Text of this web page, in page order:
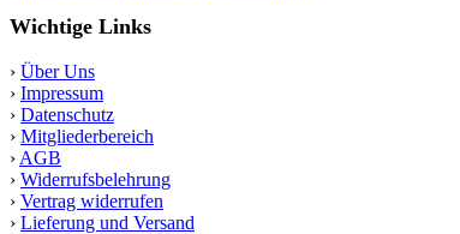
Wichtige Links
› Über Uns
› Impressum
› Datenschutz
› Mitgliederbereich
› AGB
› Widerrufsbelehrung
› Vertrag widerrufen
› Lieferung und Versand